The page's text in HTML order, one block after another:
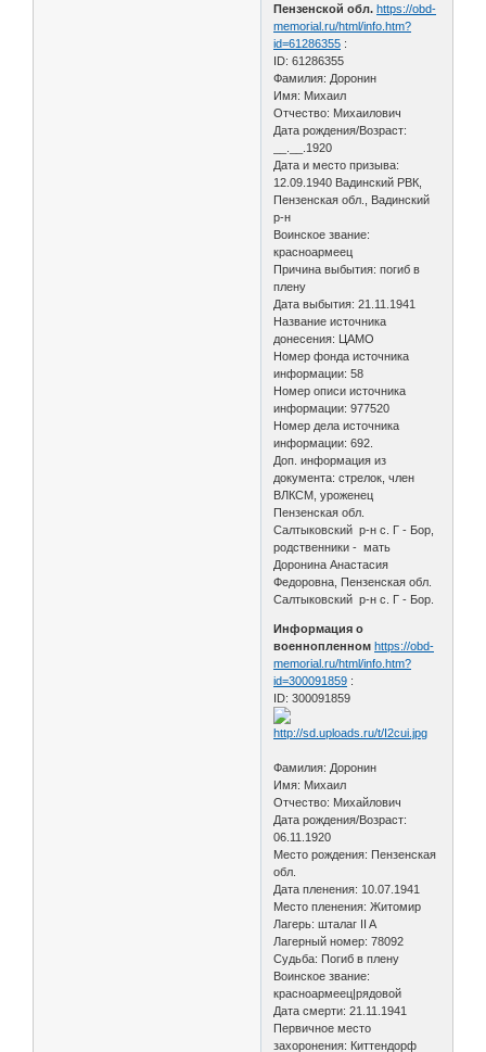
Пензенской обл.https://obd-
memorial.ru/html/info.htm?
id=61286355 :
ID: 61286355
Фамилия: Доронин
Имя: Михаил
Отчество: Михаилович
Дата рождения/Возраст:
__.__.1920
Дата и место призыва:
12.09.1940 Вадинский РВК,
Пензенская обл., Вадинский
р-н
Воинское звание:
красноармеец
Причина выбытия: погиб в
плену
Дата выбытия: 21.11.1941
Название источника
донесения: ЦАМО
Номер фонда источника
информации: 58
Номер описи источника
информации: 977520
Номер дела источника
информации: 692.
Доп. информация из
документа: стрелок, член
ВЛКСМ, уроженец
Пензенская обл.
Салтыковский р-н с. Г - Бор,
родственники - мать
Доронина Анастасия
Федоровна, Пензенская обл.
Салтыковский р-н с. Г - Бор.
Информация о
военнопленном https://obd-
memorial.ru/html/info.htm?
id=300091859 :
ID: 300091859
Фамилия: Доронин
Имя: Михаил
Отчество: Михайлович
Дата рождения/Возраст:
06.11.1920
Место рождения: Пензенская
обл.
Дата пленения: 10.07.1941
Место пленения: Житомир
Лагерь: шталаг II A
Лагерный номер: 78092
Судьба: Погиб в плену
Воинское звание:
красноармеец|рядовой
Дата смерти: 21.11.1941
Первичное место
захоронения: Киттендорф